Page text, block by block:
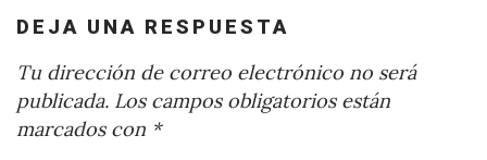
DEJA UNA RESPUESTA
Tu dirección de correo electrónico no será
publicada. Los campos obligatorios están
marcados con *